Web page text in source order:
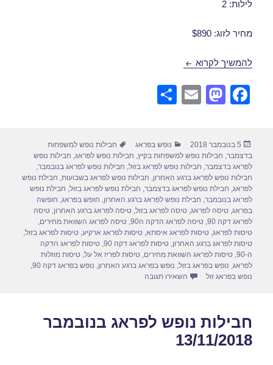
לילות: 2
מחיר לזוג: $890
להמשיך לקרוא חבילות נופש לפראג בנובמבר 12/11/2018
F
e
b
o
o
k
M
o
d
o
n
E
e
פורסם
בתאריך
5 בנובמבר 2018 קטגוריות
נופש בפראג תגיות
חבילות נופש למשפחות
בדצמבר חבילות נופש למשפחות בקיץ חבילות נופש לפראג חבילות נופש
לפראג בדצמבר חבילות נופש לפראג בזול חבילות נופש לפראג בנובמבר
חבילות נופש לפראג ברגע האחרון חבילות נופש לפראג בשבועות חבילת נופש
לפראג חבילת נופש לפראג בדצמבר חבילת נופש לפראג בזול חבילת נופש
לפראג בנובמבר חבילת נופש לפראג ברגע האחרון חופש בפראג חופשה
בפראג ,טיסה לפראג ,טיסה לפראג בזול ,טיסה לפראג ברגע האחרון ,טיסה
לפראג דקה 90
,טיסה לפראג הדקה ה90 ,טיסה לפראג השוואת מחירים
טיסות לפראג ,טיסות לפראג איסתא ,טיסות לפראג ארקיע ,טיסות לפראג בזול
טיסות לפראג ברגע האחרון ,טיסות לפראג דקה 90 ,טיסות לפראג הדקה
ה-90
,טיסות לפראג השוואת מחירים ,טיסות לפריז אל על ,טיסות מוזלות
לפראג נופש בפראג בזול נופש בפראג ברגע האחרון נופש בפראג דקה 90
נופש בפראג זול
השאירו תגובה
חבילות נופש לפראג בנובמבר
13/11/2018